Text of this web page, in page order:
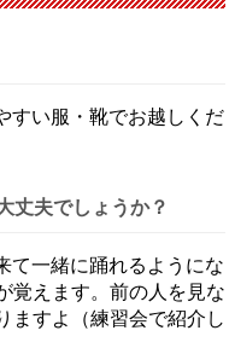
すい服・靴でお越しくだ
丈夫でしょうか？
て一緒に踊れるようにな
覚えます。前の人を見な
ますよ（練習会で紹介し